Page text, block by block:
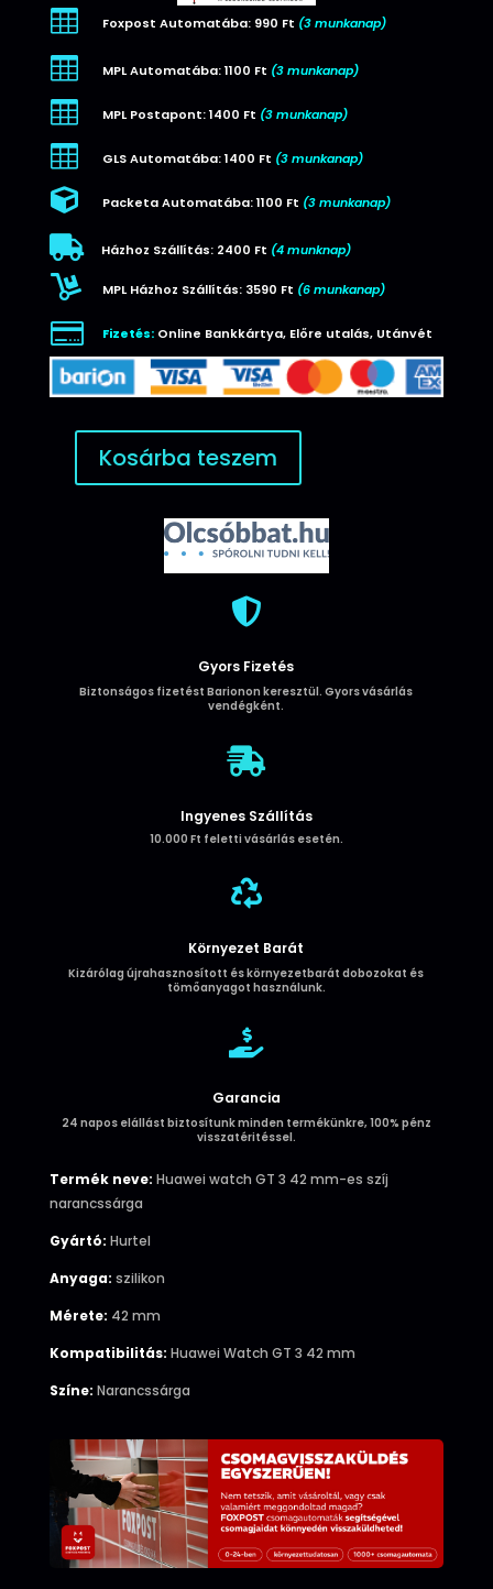
 Foxpost Automatába: 990 Ft (3 munkanap)
 MPL Automatába: 1100 Ft (3 munkanap)
 MPL Postapont: 1400 Ft (3 munkanap)
 GLS Automatába: 1400 Ft (3 munkanap)
 Packeta Automatába: 1100 Ft (3 munkanap)
 Házhoz Szállítás: 2400 Ft (4 munknap)
 MPL Házhoz Szállítás: 3590 Ft (6 munkanap)
 Fizetés:Online Bankkártya, Előre utalás, Utánvét
Huawei
mennyiség
Kosárba teszem

Gyors Fizetés
Biztonságos fizetést Barionon keresztül. Gyors vásárlás
vendégként.

Ingyenes Szállítás
10.000 Ft feletti vásárlás esetén.

Környezet Barát
Kizárólag újrahasznosított és környezetbarát dobozokat és
tömőanyagot használunk.

Garancia
24 napos elállást biztosítunk minden termékünkre, 100% pénz
visszatéritéssel.
Termék neve: Huawei watch GT 3 42 mm-es szíj
narancssárga
Gyártó: Hurtel
Anyaga: szilikon
Mérete: 42 mm
Kompatibilitás: Huawei Watch GT 3 42 mm
Színe: Narancssárga